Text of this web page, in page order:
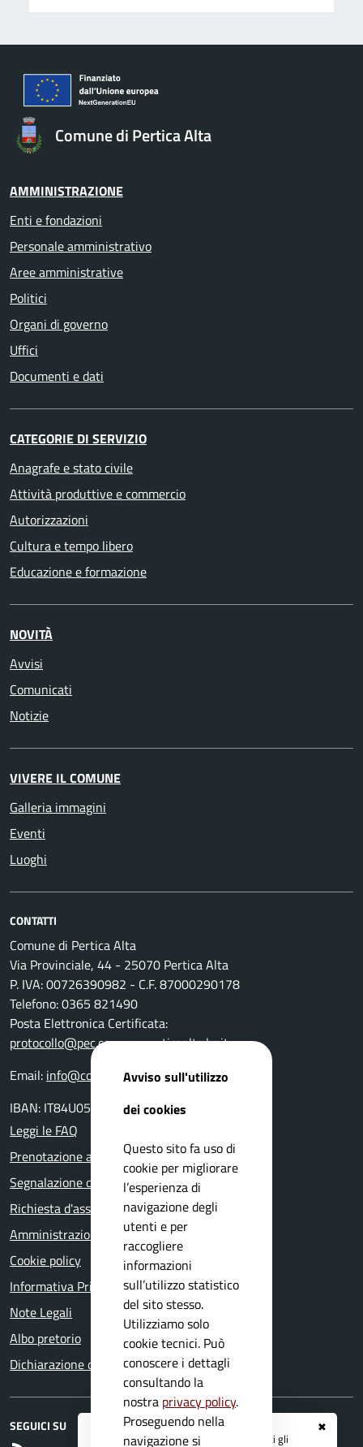
✖
Registrati ai serviziAPP IO
e ricevi tutti gli
Comune di Pertica Alta
AMMINISTRAZIONE
Enti e fondazioni
Personale amministrativo
Aree amministrative
Politici
Organi di governo
Uffici
Documenti e dati
CATEGORIE DI SERVIZIO
Anagrafe e stato civile
Attività produttive e commercio
Autorizzazioni
Cultura e tempo libero
Educazione e formazione
NOVITÀ
Avvisi
Comunicati
Notizie
VIVERE IL COMUNE
Galleria immagini
Eventi
Luoghi
CONTATTI
Comune di Pertica Alta
Via Provinciale, 44 - 25070 Pertica Alta
P. IVA: 00726390982 - C.F. 87000290178
Telefono: 0365 821490
Posta Elettronica Certificata:
protocollo@pec.comune.perticaalta.bs.it
Email: info@comune.perticaalta.bs.it
IBAN: IT84U0511655390000000028800
Leggi le FAQ
Prenotazione appuntamento
Segnalazione disservizio
Richiesta d'assistenza
Amministrazione trasparente
Cookie policy
Informativa Privacy
Note Legali
Albo pretorio
Dichiarazione di accessibilità
SEGUICI SU
Avviso sull'utilizzo
dei cookies
Questo sito fa uso di
cookie per migliorare
l’esperienza di
navigazione degli
utenti e per
raccogliere
informazioni
sull’utilizzo statistico
del sito stesso.
Utilizziamo solo
cookie tecnici. Può
conoscere i dettagli
consultando la
nostra privacy policy.
Proseguendo nella
navigazione si